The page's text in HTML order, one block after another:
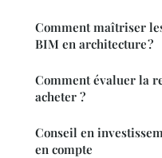
Comment maîtriser
BIM en architecture ?
Comment évaluer la
acheter ?
Conseil en
en compte